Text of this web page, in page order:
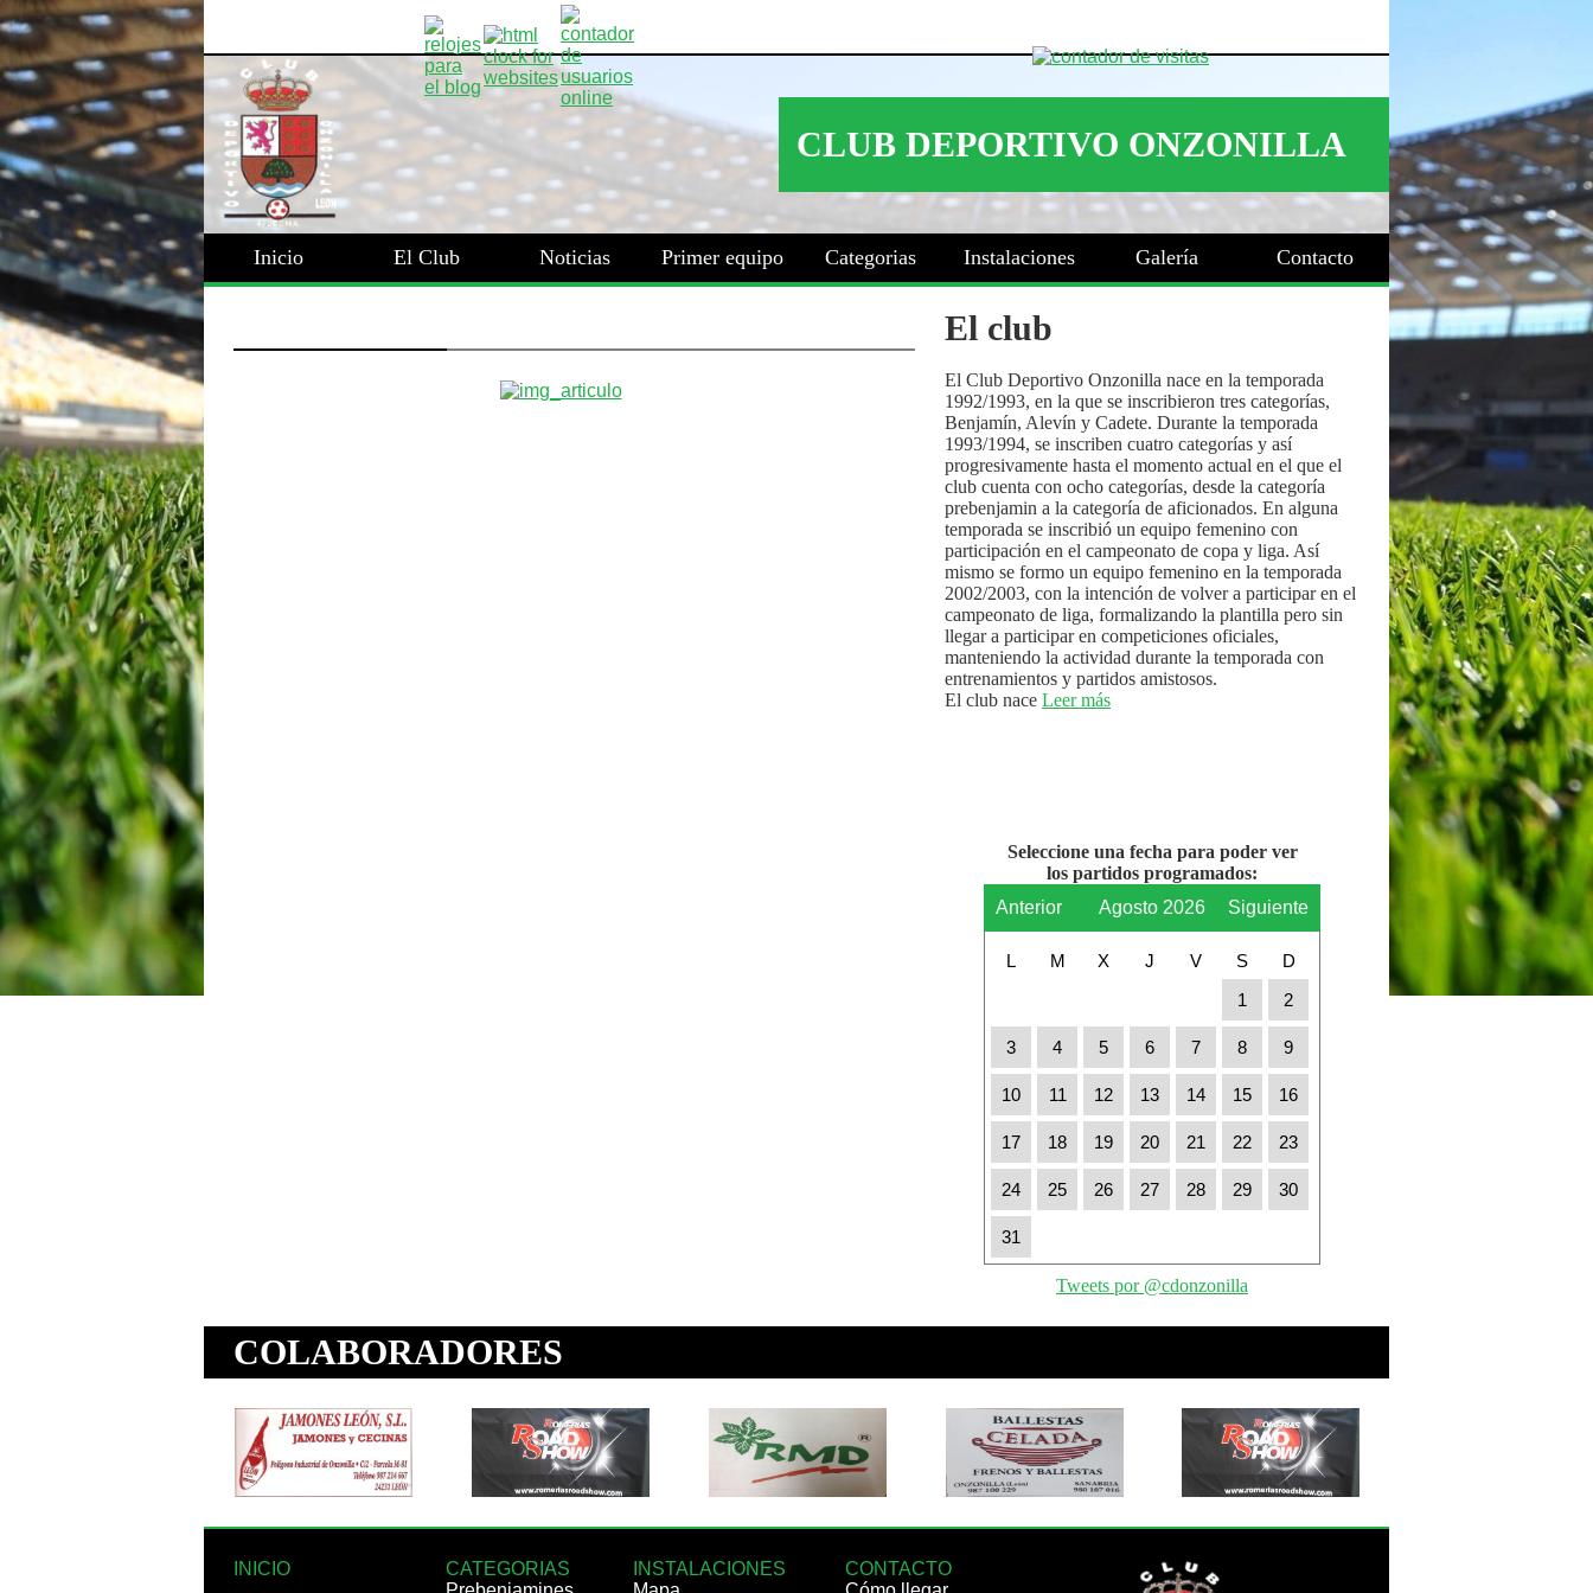
Inicio El Club Noticias Primer equipo Categorias Instalaciones Galería Contacto
El club
El Club Deportivo Onzonilla nace en la temporada
1992/1993, en la que se inscribieron tres categorías,
Benjamín, Alevín y Cadete. Durante la temporada
1993/1994, se inscriben cuatro categorías y así
progresivamente hasta el momento actual en el que el
club cuenta con ocho categorías, desde la categoría
prebenjamin a la categoría de aficionados. En alguna
temporada se inscribió un equipo femenino con
participación en el campeonato de copa y liga. Así
mismo se formo un equipo femenino en la temporada
2002/2003, con la intención de volver a participar en el
campeonato de liga, formalizando la plantilla pero sin
llegar a participar en competiciones oficiales,
manteniendo la actividad durante la temporada con
entrenamientos y partidos amistosos.
El club nace Leer más
Seleccione una fecha para poder ver
los partidos programados:
Anterior
Agosto 2026 Siguiente
L M X J V S
D
1
2
3 4 5 6 7 8 9
10 11 12 13 14 15 16
17 18 19 20 21 22 23
24 25 26 27 28 29 30
31
Tweets por @cdonzonilla
INICIO
CATEGORIAS
INSTALACIONES
CONTACTO